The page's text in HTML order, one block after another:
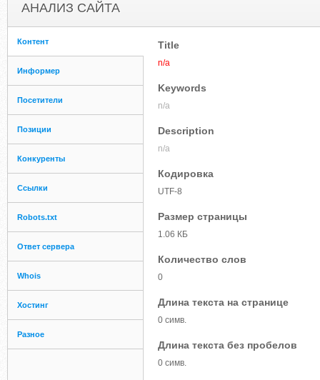
АНАЛИЗ САЙТА
Контент
Информер
Посетители
Позиции
Конкуренты
Ссылки
Robots.txt
Ответ сервера
Whois
Хостинг
Разное
Title
n/a
Keywords
n/a
Description
n/a
Кодировка
UTF-8
Размер страницы
1.06 КБ
Количество слов
0
Длина текста на странице
0 симв.
Длина текста без пробелов
0 симв.